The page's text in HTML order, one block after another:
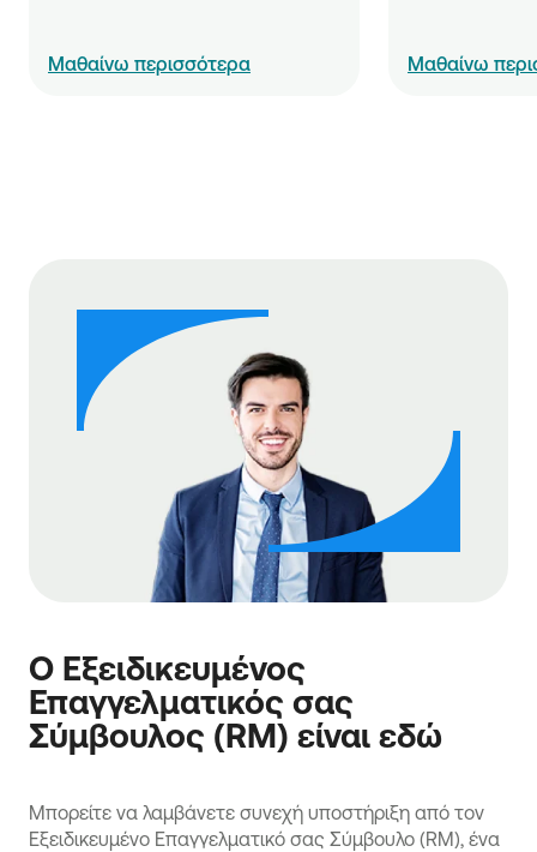
Μαθαίνω περισσότερα Μαθαίνω
Ο Εξειδικευμένος
Επαγγελματικός σας
Σύμβουλος (RM) είναι εδώ
Μπορείτε να λαμβάνετε συνεχή υποστήριξη από τον
Εξειδικευμένο Επαγγελματικό σας Σύμβουλο (RM), ένα